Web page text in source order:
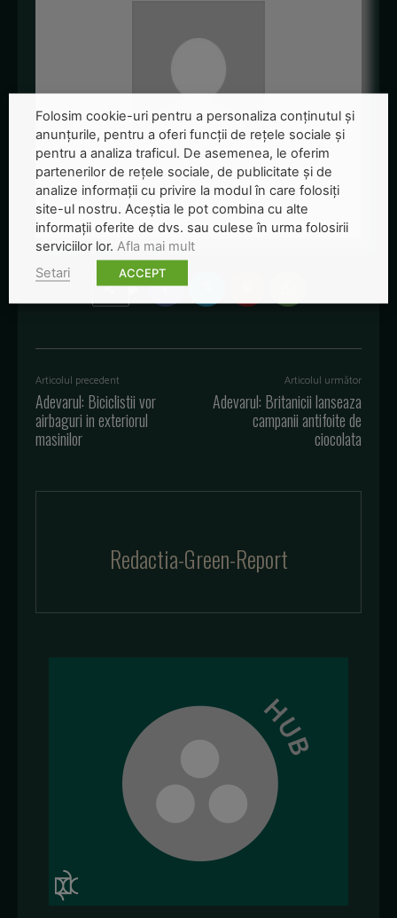
Redactia-Green-Report
+ posts
Articolul precedent
Adevarul: Biciclistii vor
airbaguri in exteriorul
masinilor
Articolul următor
Adevarul: Britanicii lanseaza
campanii antifoite de
ciocolata
Redactia-Green-Report
Folosim cookie-uri pentru a personaliza conținutul și
anunțurile, pentru a oferi funcții de rețele sociale și
pentru a analiza traficul. De asemenea, le oferim
partenerilor de rețele sociale, de publicitate și de
analize informații cu privire la modul în care folosiți
site-ul nostru. Aceștia le pot combina cu alte
informații oferite de dvs. sau culese în urma folosirii
serviciilor lor. Afla mai mult
Setari
ACCEPT